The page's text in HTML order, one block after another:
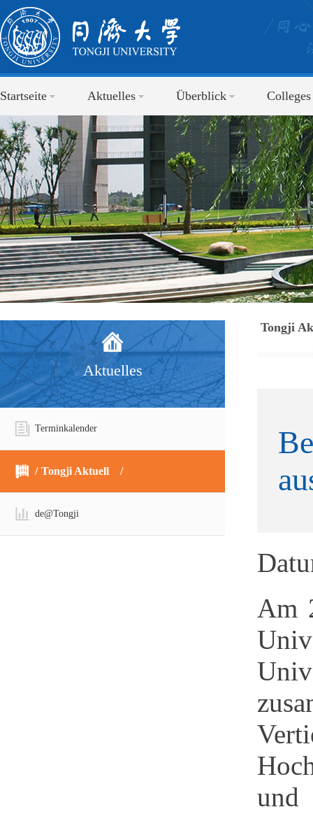
Startseite Aktuelles Überblick Colleges
Aktuelles
Terminkalender
Tongji Aktuell
de@Tongji
Tongji
Am
und